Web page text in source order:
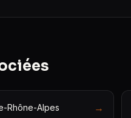
Rhône-Alpes →